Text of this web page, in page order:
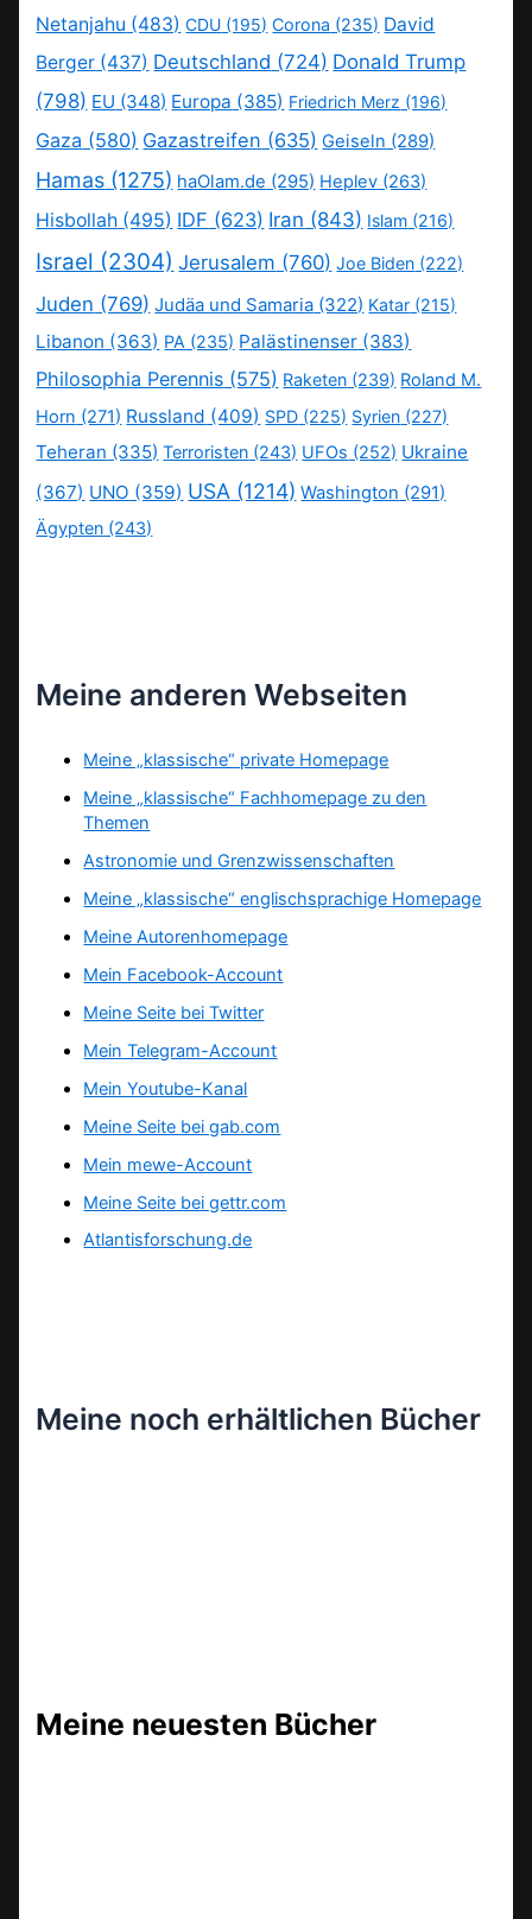
Netanjahu (483) CDU (195) Corona (235) David
Berger (437) Deutschland (724) Donald Trump
(798) EU (348) Europa (385) Friedrich Merz (196)
Gaza (580) Gazastreifen (635) Geiseln (289)
Hamas (1275) haOlam.de (295) Heplev (263)
Hisbollah (495) IDF (623) Iran (843) Islam (216)
Israel (2304) Jerusalem (760) Joe Biden (222)
Juden (769) Judäa und Samaria (322) Katar (215)
Libanon (363) PA (235) Palästinenser (383)
Philosophia Perennis (575) Raketen (239) Roland M.
Horn (271) Russland (409) SPD (225) Syrien (227)
Teheran (335) Terroristen (243) UFOs (252) Ukraine
(367) UNO (359) USA (1214) Washington (291)
Ägypten (243)
Meine anderen Webseiten
Meine „klassische“ private Homepage
Meine „klassische“ Fachhomepage zu den
Themen
Astronomie und Grenzwissenschaften
Meine „klassische“ englischsprachige Homepage
Meine Autorenhomepage
Mein Facebook-Account
Meine Seite bei Twitter
Mein Telegram-Account
Mein Youtube-Kanal
Meine Seite bei gab.com
Mein mewe-Account
Meine Seite bei gettr.com
Atlantisforschung.de
Meine noch erhältlichen Bücher
Meine neuesten Bücher